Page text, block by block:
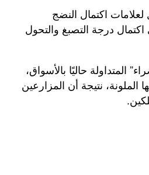
اكتمال النضج
درجة التصبغ والتحول
المتداولة حاليًا بالأسواق،
الملونة، نتيجة أن المزارعين